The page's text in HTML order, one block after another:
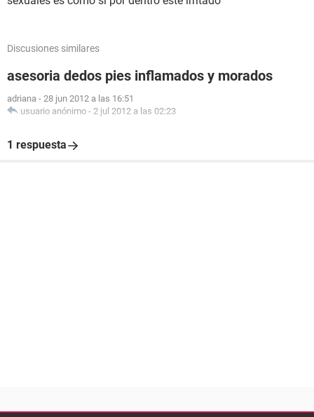
Discusiones similares
asesoria dedos pies inflamados y morados
adriana - 28 jun 2012 a las 16:51
usuario anónimo - 2 jul 2012 a las 02:23
1 respuesta